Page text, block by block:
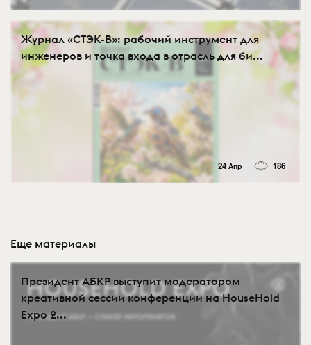
Журнал «СТЭК-В»: рабочий инструмент для
инженеров и точка входа в отрасль для би...
24 Апр 186
Еще материалы
Президент АБКР выступит модератором
креативной сессии конференции на HouseHold
Expo 2...